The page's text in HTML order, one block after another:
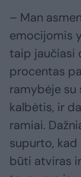
– Man
emocijomis
taip jaučiasi
procentas
ramybėje su
kalbėtis, ir
ramiai.
supurto, kad
būti atviras